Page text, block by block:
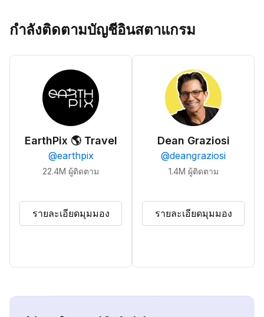
กำลังติดตามบัญชีอินสตาแกรม
EarthPix 🌎 Travel
@earthpix
22.4M ผู้ติดตาม
รายละเอียดมุมมอง
Dean Graziosi
@deangraziosi
1.4M ผู้ติดตาม
รายละเอียดมุมมอง